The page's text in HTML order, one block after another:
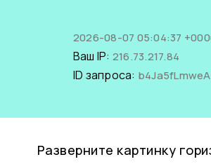
2026-08-07 05:04:37
Ваш IP: 216.73.217.84
ID запроса:
Разверните картинку